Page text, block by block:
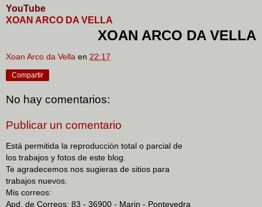
YouTube
XOAN ARCO DA VELLA
XOAN ARCO DA VELLA
Xoan Arco da Vella en 22:17
Compartir
No hay comentarios:
Publicar un comentario
Está permitida la reproducción total o parcial de
los trabajos y fotos de este blog.
Te agradecemos nos sugieras de sitios para
trabajos nuevos.
Mis correos:
Apd. de Correos: 83 - 36900 - Marin - Pontevedra